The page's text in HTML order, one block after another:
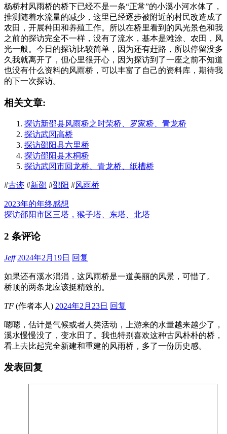
杨桥村风雨桥的桥下已经不是一条“正常”的小溪小河水体了，
推测随着水流量的减少，这里已经逐步被附近的村民改造成了
农田，开展种田和养殖工作。所以在桥里看到的风光景色和我
之前的探访完全不一样，没有了流水，基本是滩涂、农田，风
光一般。今日的探访比较简单，因为还有赶路，所以停留没多
久我就离开了，但心里很开心，因为探访到了一座之前不知道
也没有什么资料的风雨桥，可以丰富了自己的资料库，期待我
的下一次探访。
相关文章:
探访新邵县风雨桥之时荣桥、罗家桥、青龙桥
探访武冈高桥
探访邵阳县六里桥
探访邵阳县木桐桥
探访武冈市回龙桥、青龙桥、纸槽桥
#古迹 #新邵 #邵阳 #风雨桥
2023年的年终感想
探访邵阳市区三塔，猴子塔、东塔、北塔
2 条评论
Jeff 2024年2月19日 回复
如果还有溪水涓涓，这风雨桥是一道美丽的风景，可惜了。
桥顶的两条龙应该挺精致的。
TF (作者本人) 2024年2月23日 回复
嗯嗯，估计是气候或者人类活动，上游来的水量越来越少了，
溪水慢慢没了，变水田了。我也特别喜欢这种古风朴朴的桥，
看上去比起完全新建和重建的风雨桥，多了一份历史感。
发表回复